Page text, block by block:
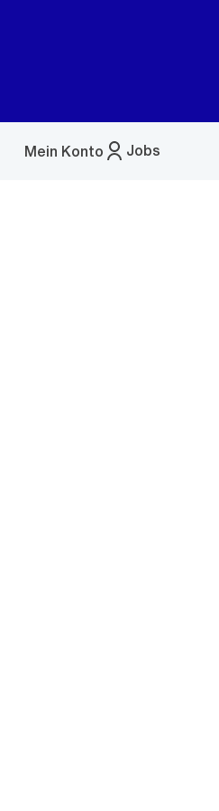
Jobs
Mein Konto
Menü